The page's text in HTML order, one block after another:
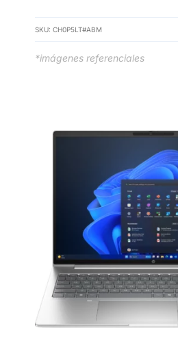
SKU: CH0P5LT#ABM
*imágenes referenciales